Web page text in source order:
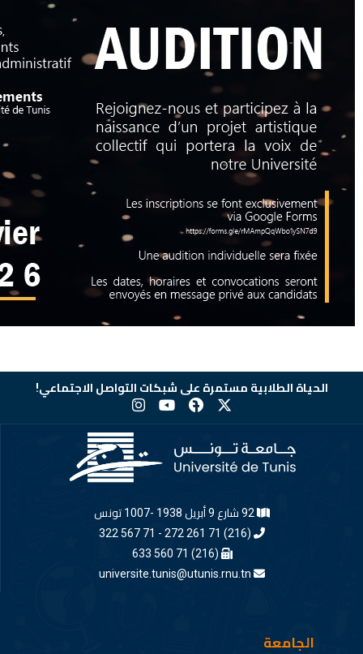
الحياة الطلابية مستمرة على شبكات التواصل الاجتماعي!
(216) 71 261 272 - 71 567 322
(216) 71 560 633
universite.tunis@utunis.rnu.tn
الجامعة